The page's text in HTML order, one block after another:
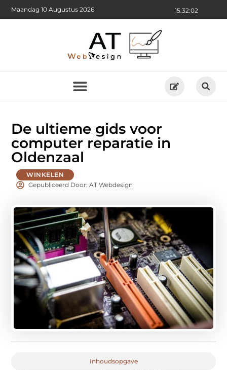
15:32:03
Maandag 10 Augustus 2026
De ultieme gids voor
computer reparatie in
Oldenzaal
WINKELEN
Gepubliceerd Door: AT Webdesign
Inhoudsopgave